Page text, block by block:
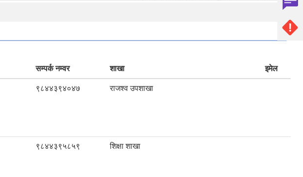
सम्पर्क नम्वर शाखा इमेल
९८४४३९४०४७ राजश्व उपशाखा
९८४४३९५८५९ शिक्षा शाखा